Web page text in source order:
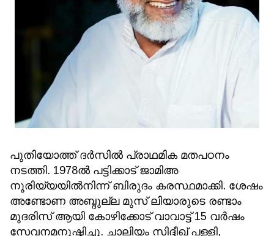
പുതിയോത്ത് ദര്‍സില്‍ പ്രാഥമിക മതപഠനം
നടത്തി. 1978ല്‍ പട്ടിക്കാട് ജാമിഅ
നൂരിയ്യയില്‍നിന്ന് ബിരുദം കരസ്ഥമാക്കി. ശേഷം
അണ്ടോണ അബ്ദുല്ല മുസ് ലിയാരുടെ രണ്ടാം
മുദരിസ് ആയി കോഴിക്കോട് വാവാട്ട് 15 വര്‍ഷം
സേവനമനുഷ്ഠിച്ചു. ചാലിയം സിദ്ദീഖ് പള്ളി,